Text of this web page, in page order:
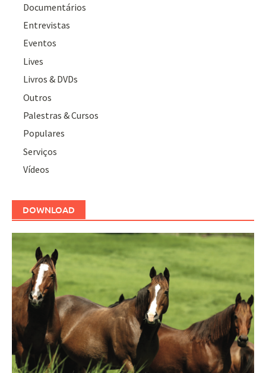
Documentários
Entrevistas
Eventos
Lives
Livros & DVDs
Outros
Palestras & Cursos
Populares
Serviços
Vídeos
DOWNLOAD